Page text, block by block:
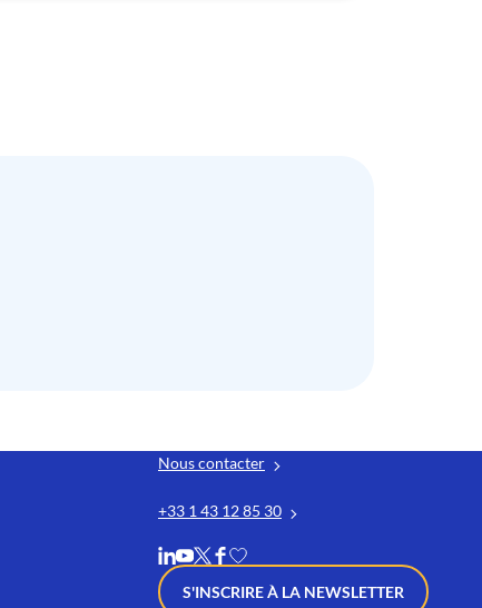
Nous contacter
+33 1 43 12 85 30
S'INSCRIRE À LA NEWSLETTER